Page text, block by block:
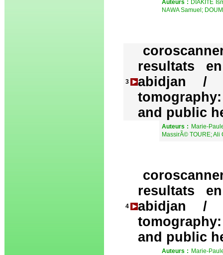
Auteurs : DIAKITE
NAWA Samuel;
3
resultats
abidjan /
and public
Auteurs : Marie-
MassirÃ© TOURE; Ali
4
resultats
abidjan /
and public
Auteurs : Marie-